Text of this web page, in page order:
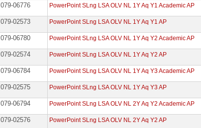
079-06776 PowerPoint SLng LSA OLV NL 1Y Aq Y1 Academic AP
079-02573 PowerPoint SLng LSA OLV NL 1Y Aq Y1 AP
079-06780 PowerPoint SLng LSA OLV NL 1Y Aq Y2 Academic AP
079-02574 PowerPoint SLng LSA OLV NL 1Y Aq Y2 AP
079-06784 PowerPoint SLng LSA OLV NL 1Y Aq Y3 Academic AP
079-02575 PowerPoint SLng LSA OLV NL 1Y Aq Y3 AP
079-06794 PowerPoint SLng LSA OLV NL 2Y Aq Y2 Academic AP
079-02576 PowerPoint SLng LSA OLV NL 2Y Aq Y2 AP